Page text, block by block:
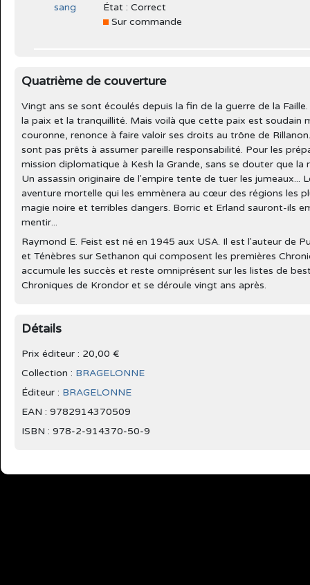
État : Correct
Sur commande
Quatrième de couverture
Vingt ans se sont écoulés depuis la fin de la guerre de la
la paix et la tranquillité. Mais voilà que cette paix est soudain
couronne, renonce à faire valoir ses droits au trône de
sont pas prêts à assumer pareille responsabilité. Pour les
mission diplomatique à Kesh la Grande, sans se douter que
Un assassin originaire de l'empire tente de tuer les jumeaux...
aventure mortelle qui les emmènera au cœur des régions les
magie noire et terribles dangers. Borric et Erland sauront-ils
mentir...
Raymond E. Feist est né en 1945 aux USA. Il est l'auteur de
et Ténèbres sur Sethanon qui composent les premières
accumule les succès et reste omniprésent sur les listes de
Chroniques de Krondor et se déroule vingt ans après.
Détails
Prix éditeur : 20,00 €
Collection : BRAGELONNE
Éditeur : BRAGELONNE
EAN : 9782914370509
ISBN : 978-2-914370-50-9